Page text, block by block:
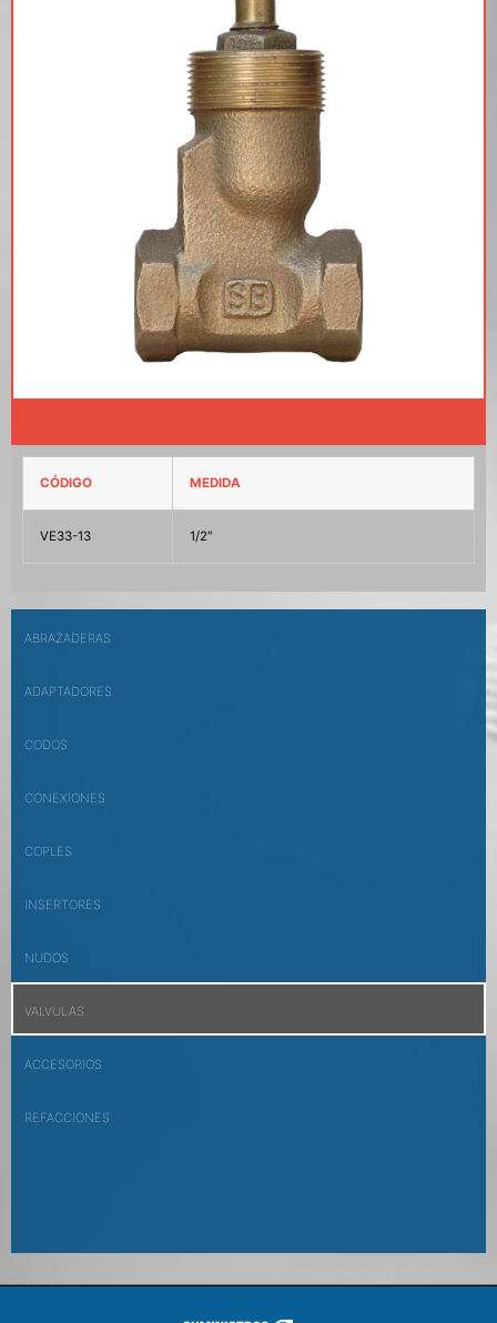
ABRAZADERAS
ADAPTADORES
CODOS
CONEXIONES
COPLES
INSERTORES
NUDOS
VALVULAS
ACCESORIOS
REFACCIONES
CÓDIGO MEDIDA
VE33-13 1/2″